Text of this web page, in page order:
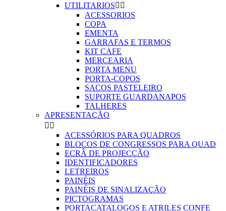
UTILITARIOS 
ACESSORIOS
COPA
EMENTA
GARRAFAS E TERMOS
KIT CAFE
MERCEARIA
PORTA MENU
PORTA-COPOS
SACOS PASTELEIRO
SUPORTE GUARDANAPOS
TALHERES
APRESENTAÇÃO
 
ACESSÓRIOS PARA QUADROS
BLOCOS DE CONGRESSOS PARA QUAD
ECRÂ DE PROJECÇÃO
IDENTIFICADORES
LETREIROS
PAINÉIS
PAINÉIS DE SINALIZAÇÃO
PICTOGRAMAS
PORTACATALOGOS E ATRILES CONFE